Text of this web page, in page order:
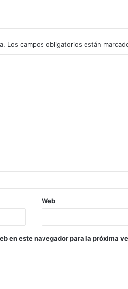
Los campos obligatorios están
Web
en este navegador para la próxima